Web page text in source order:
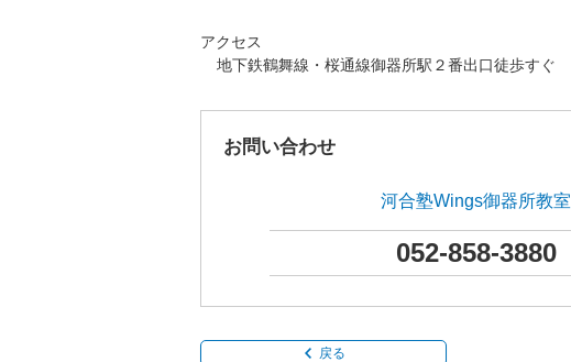
アクセス
地下鉄鶴舞線・桜通線御器所駅２番出口徒歩すぐ
お問い合わせ
河合塾Wings御器所教室
052-858-3880
戻る